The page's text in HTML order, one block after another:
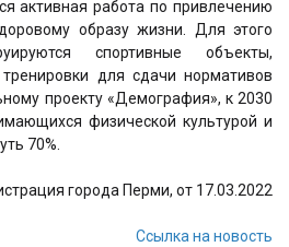
активная работа по привлечению
образу жизни. Для этого
спортивные объекты,
для сдачи нормативов
проекту «Демография», к 2030
физической культурой и
70%.
города Перми, от 17.03.2022
Ссылка на новость